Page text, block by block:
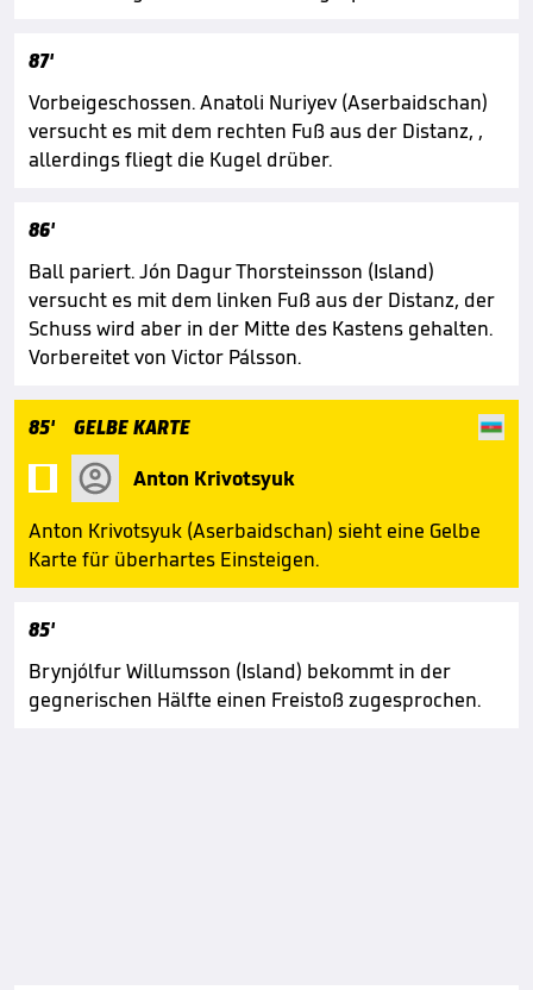
87'
Vorbeigeschossen. Anatoli Nuriyev (Aserbaidschan)
versucht es mit dem rechten Fuß aus der Distanz, ,
allerdings fliegt die Kugel drüber.
86'
Ball pariert. Jón Dagur Thorsteinsson (Island)
versucht es mit dem linken Fuß aus der Distanz, der
Schuss wird aber in der Mitte des Kastens gehalten.
Vorbereitet von Victor Pálsson.
85' GELBE KARTE
Anton Krivotsyuk
Anton Krivotsyuk (Aserbaidschan) sieht eine Gelbe
Karte für überhartes Einsteigen.
85'
Brynjólfur Willumsson (Island) bekommt in der
gegnerischen Hälfte einen Freistoß zugesprochen.